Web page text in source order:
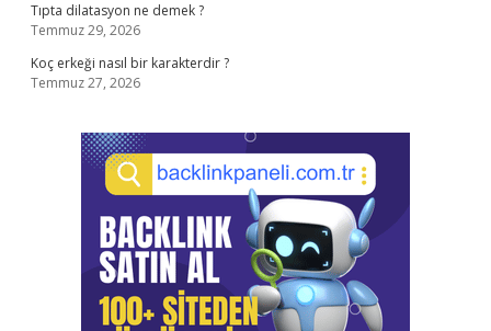
Tıpta dilatasyon ne demek ?
Temmuz 29, 2026
Koç erkeği nasıl bir karakterdir ?
Temmuz 27, 2026